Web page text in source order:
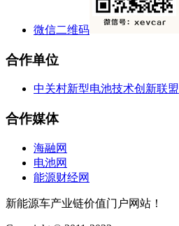
微信二维码
合作单位
中关村新型电池技术创新联盟
合作媒体
海融网
电池网
能源财经网
新能源车产业链价值门户网站！